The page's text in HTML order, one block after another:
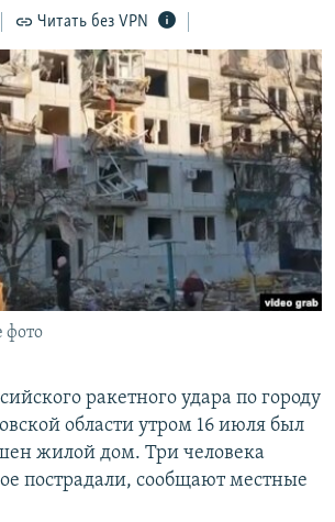
КРЫМА
Читать без VPN
фото
ракетного удара по городу
области утром 16 июля был
жилой дом. Три человека
пострадали, сообщают местные